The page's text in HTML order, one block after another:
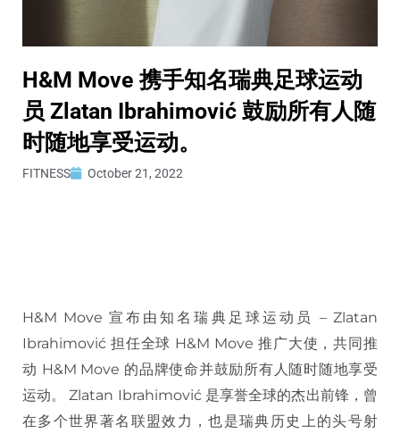
H&M Move 携手知名瑞典足球运动
员 Zlatan Ibrahimović 鼓励所有人随
时随地享受运动。
FITNESS October 21, 2022
H&M Move 宣布由知名瑞典足球运动员 – Zlatan
Ibrahimović 担任全球 H&M Move 推广大使，共同推
动 H&M Move 的品牌使命并鼓励所有人随时随地享受
运动。 Zlatan Ibrahimović 是享誉全球的杰出前锋，曾
在多个世界著名联盟效力，也是瑞典历史上的头号射